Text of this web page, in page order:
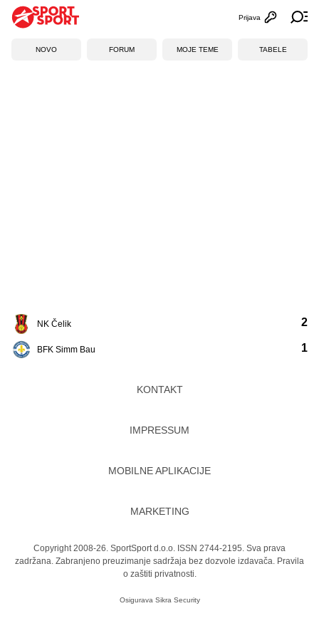
Otvori
Prijava
NOVO FORUM MOJE TEME TABELE
NK Čelik
BFK Simm Bau
2
1
KONTAKT
IMPRESSUM
MOBILNE APLIKACIJE
MARKETING
Copyright 2008-26. SportSport d.o.o. ISSN 2744-2195. Sva prava
zadržana. Zabranjeno preuzimanje sadržaja bez dozvole izdavača. Pravila
o zaštiti privatnosti.
Osigurava Sikra Security